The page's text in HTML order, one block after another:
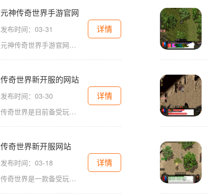
元神传奇世界手游官网
发布时间：03-31
元神传奇世界手游官网是中国著名游戏公司腾讯推出的一款全新奇幻类手游，以其独特的玩法和精美的游戏画面吸引了广大玩家的关注和喜爱。在这个游戏里，玩家将扮演一个勇敢的英
详情
传奇世界新开服的网站
发布时间：03-30
传奇世界是目前备受玩家喜爱的一款大型多人在线角色扮演游戏，它在互联网游戏界享有极高的声誉。作为一个经典的网游，传奇世界一直保持着自己的风格和特点，引领着一代又一代
详情
传奇世界新开服网站
发布时间：03-18
传奇世界是一款备受玩家喜爱的多人在线角色扮演游戏。一家名为「传奇世界新开服网站」的互联网平台正式上线，为玩家们提供了全新的游戏体验。我们将详细介绍这个新开服网站以
详情